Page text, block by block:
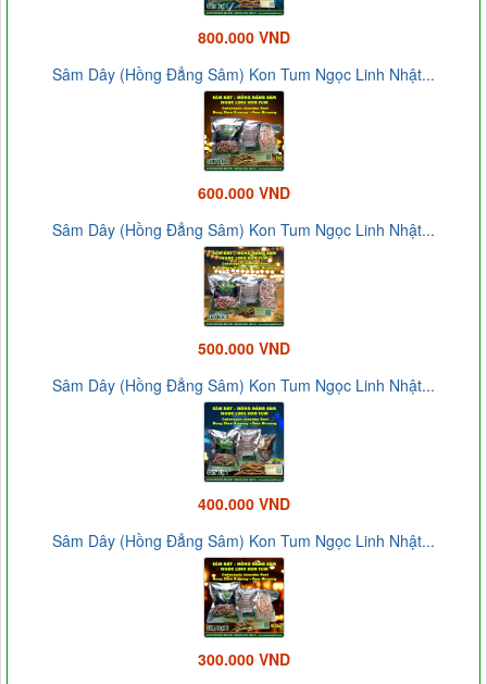
800.000 VND
Sâm Dây (Hồng Đẳng Sâm) Kon Tum Ngọc Linh Nhật...
600.000 VND
Sâm Dây (Hồng Đẳng Sâm) Kon Tum Ngọc Linh Nhật...
500.000 VND
Sâm Dây (Hồng Đẳng Sâm) Kon Tum Ngọc Linh Nhật...
400.000 VND
Sâm Dây (Hồng Đẳng Sâm) Kon Tum Ngọc Linh Nhật...
300.000 VND